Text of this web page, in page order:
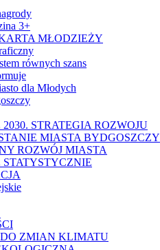
3+
MŁODZIEŻY
równych szans
dla Młodych
STRATEGIA ROZWOJU
MIASTA BYDGOSZCZY
ROZWÓJ MIASTA
ZMIAN KLIMATU